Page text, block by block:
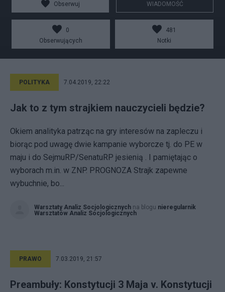
Obserwuj WIADOMOŚĆ
0
Obserwujących
481
Notki
POLITYKA 7.04.2019, 22:22
Jak to z tym strajkiem nauczycieli będzie?
Okiem analityka patrząc na gry interesów na zapleczu i
biorąc pod uwagę dwie kampanie wyborcze tj. do PE w
maju i do SejmuRP/SenatuRP jesienią . I pamiętając o
wyborach m.in. w ZNP. PROGNOZA Strajk zapewne
wybuchnie, bo...
Warsztaty Analiz Socjologicznych na blogu nieregularnik
Warsztatów Analiz Socjologicznych
PRAWO 7.03.2019, 21:57
Preambuły: Konstytucji 3 Maja v. Konstytucji